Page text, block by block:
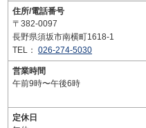
住所/電話番号
〒382-0097
長野県須坂市南横町1618-1
TEL： 026-274-5030
営業時間
午前9時〜午後6時
定休日